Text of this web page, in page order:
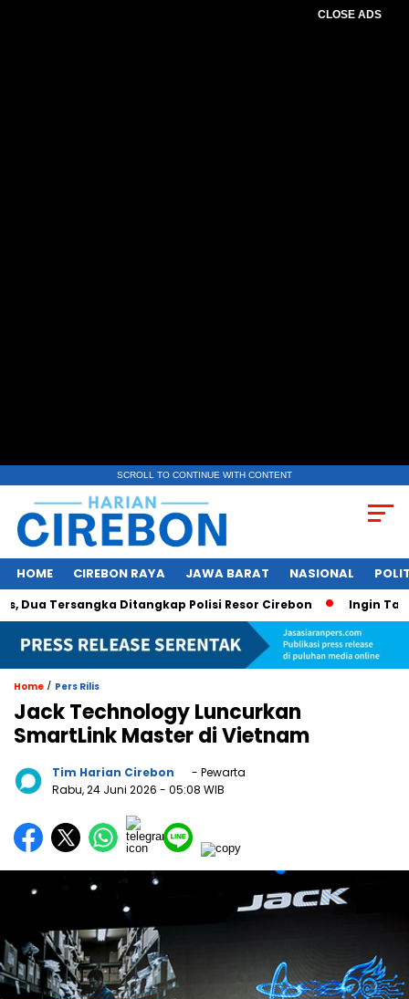
CLOSE ADS
SCROLL TO CONTINUE WITH CONTENT
HOME CIREBON RAYA JAWA BARAT NASIONAL
Tersangka Ditangkap Polisi Resor Cirebon Ingin Tampil
Home / Pers Rilis
Jack Technology Luncurkan
SmartLink Master di Vietnam
Tim Harian Cirebon
- Pewarta
Rabu, 24 Juni 2026 - 05:08 WIB